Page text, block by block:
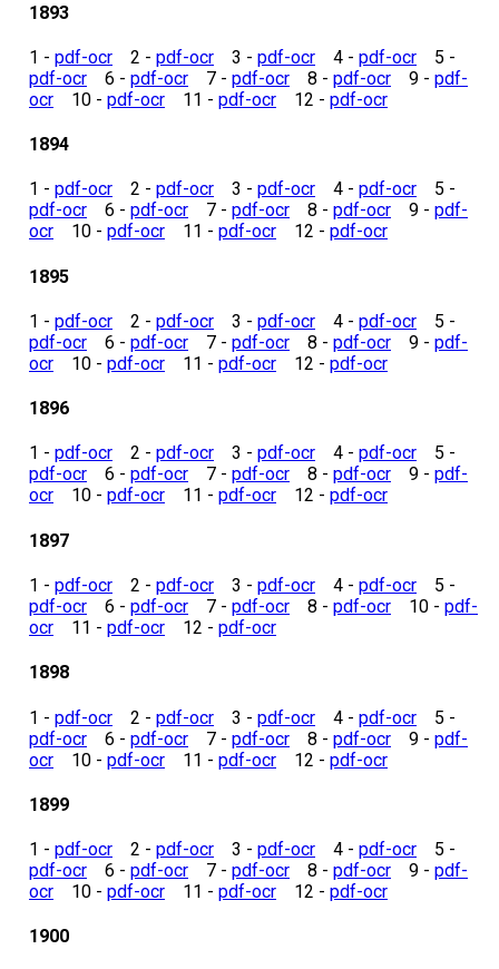
1893
1 - pdf-ocr 2 - pdf-ocr 3 - pdf-ocr 4 - pdf-ocr 5 -
pdf-ocr 6 - pdf-ocr 7 - pdf-ocr 8 - pdf-ocr 9 - pdf-
ocr 10 - pdf-ocr 11 - pdf-ocr 12 - pdf-ocr
1894
1 - pdf-ocr 2 - pdf-ocr 3 - pdf-ocr 4 - pdf-ocr 5 -
pdf-ocr 6 - pdf-ocr 7 - pdf-ocr 8 - pdf-ocr 9 - pdf-
ocr 10 - pdf-ocr 11 - pdf-ocr 12 - pdf-ocr
1895
1 - pdf-ocr 2 - pdf-ocr 3 - pdf-ocr 4 - pdf-ocr 5 -
pdf-ocr 6 - pdf-ocr 7 - pdf-ocr 8 - pdf-ocr 9 - pdf-
ocr 10 - pdf-ocr 11 - pdf-ocr 12 - pdf-ocr
1896
1 - pdf-ocr 2 - pdf-ocr 3 - pdf-ocr 4 - pdf-ocr 5 -
pdf-ocr 6 - pdf-ocr 7 - pdf-ocr 8 - pdf-ocr 9 - pdf-
ocr 10 - pdf-ocr 11 - pdf-ocr 12 - pdf-ocr
1897
1 - pdf-ocr 2 - pdf-ocr 3 - pdf-ocr 4 - pdf-ocr 5 -
pdf-ocr 6 - pdf-ocr 7 - pdf-ocr 8 - pdf-ocr 10 - pdf-
ocr 11 - pdf-ocr 12 - pdf-ocr
1898
1 - pdf-ocr 2 - pdf-ocr 3 - pdf-ocr 4 - pdf-ocr 5 -
pdf-ocr 6 - pdf-ocr 7 - pdf-ocr 8 - pdf-ocr 9 - pdf-
ocr 10 - pdf-ocr 11 - pdf-ocr 12 - pdf-ocr
1899
1 - pdf-ocr 2 - pdf-ocr 3 - pdf-ocr 4 - pdf-ocr 5 -
pdf-ocr 6 - pdf-ocr 7 - pdf-ocr 8 - pdf-ocr 9 - pdf-
ocr 10 - pdf-ocr 11 - pdf-ocr 12 - pdf-ocr
1900